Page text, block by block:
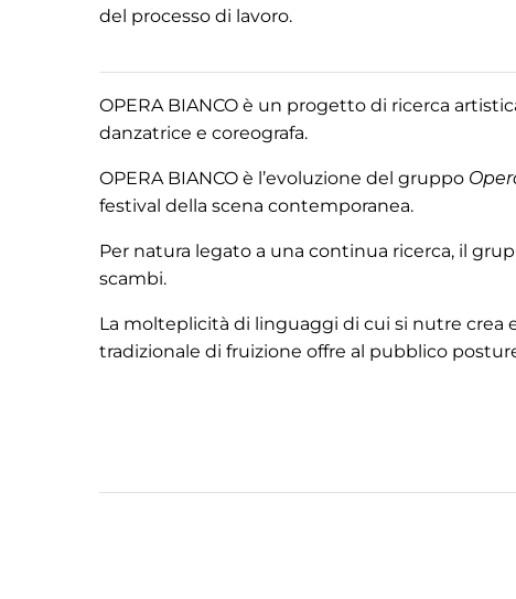
del processo di lavoro.
OPERA BIANCO è un progetto di ricerca
danzatrice e coreografa.
OPERA BIANCO è l’evoluzione del gruppo
festival della scena contemporanea.
Per natura legato a una continua ricerca, il
scambi.
La molteplicità di linguaggi di cui si nutre crea
tradizionale di fruizione offre al pubblico